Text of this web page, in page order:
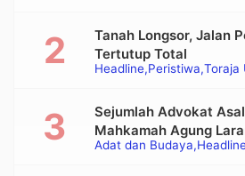
Headline Peristiwa Toraja
Tanah Longsor, Jalan
Tertutup Total
Adat dan Budaya
Sejumlah Advokat
Mahkamah Agung
Alat Berat pada